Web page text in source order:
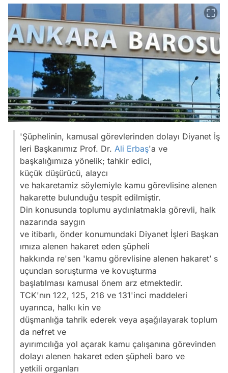
'Şüphelinin, kamusal görevlerinden dolayı Diyanet İş
leri Başkanımız Prof. Dr. Ali Erbaş'a ve
başkalığımıza yönelik; tahkir edici,
küçük düşürücü, alaycı
ve hakaretamiz söylemiyle kamu görevlisine alenen
hakarette bulunduğu tespit edilmiştir.
Din konusunda toplumu aydınlatmakla görevli, halk
nazarında saygın
ve itibarlı, önder konumundaki Diyanet İşleri Başkan
ımıza alenen hakaret eden şüpheli
hakkında re'sen 'kamu görevlisine alenen hakaret’ s
uçundan soruşturma ve kovuşturma
başlatılması kamusal önem arz etmektedir.
TCK'nın 122, 125, 216 ve 131'inci maddeleri
uyarınca, halkı kin ve
düşmanlığa tahrik ederek veya aşağılayarak toplum
da nefret ve
ayırımcılığa yol açarak kamu çalışanına görevinden
dolayı alenen hakaret eden şüpheli baro ve
yetkili organları